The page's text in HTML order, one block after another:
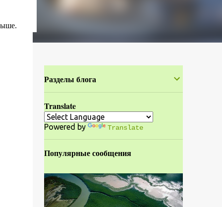
Разделы блога
Translate
Powered by Translate
Популярные сообщения